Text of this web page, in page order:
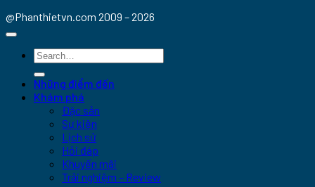
@Phanthietvn.com 2009 – 2026
Những điểm đến
Khám phá
Đặc sản
Sự kiện
Lịch sử
Hỏi đáp
Khuyến mãi
Trải nghiệm – Review